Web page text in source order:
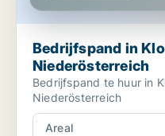
Bedrijfspand in
Niederösterreich
Bedrijfspand te huur in
Niederösterreich
Areal